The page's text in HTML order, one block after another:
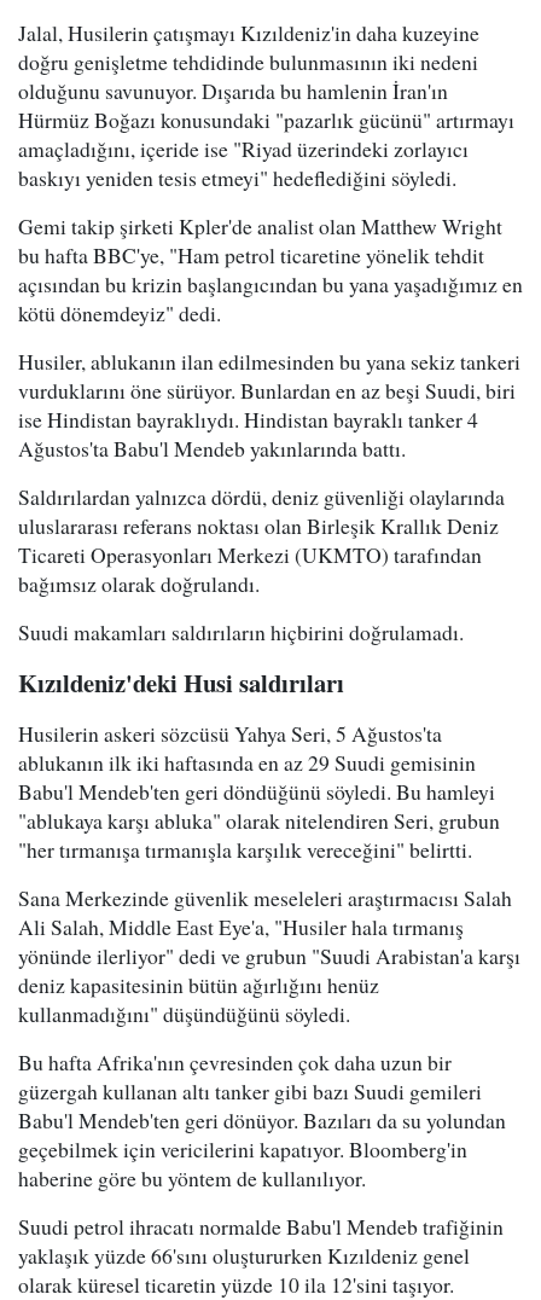
Jalal, Husilerin çatışmayı Kızıldeniz'in daha kuzeyine
doğru genişletme tehdidinde bulunmasının iki nedeni
olduğunu savunuyor. Dışarıda bu hamlenin İran'ın
Hürmüz Boğazı konusundaki "pazarlık gücünü" artırmayı
amaçladığını, içeride ise "Riyad üzerindeki zorlayıcı
baskıyı yeniden tesis etmeyi" hedeflediğini söyledi.
Gemi takip şirketi Kpler'de analist olan Matthew Wright
bu hafta BBC'ye, "Ham petrol ticaretine yönelik tehdit
açısından bu krizin başlangıcından bu yana yaşadığımız en
kötü dönemdeyiz" dedi.
Husiler, ablukanın ilan edilmesinden bu yana sekiz tankeri
vurduklarını öne sürüyor. Bunlardan en az beşi Suudi, biri
ise Hindistan bayraklıydı. Hindistan bayraklı tanker 4
Ağustos'ta Babu'l Mendeb yakınlarında battı.
Saldırılardan yalnızca dördü, deniz güvenliği olaylarında
uluslararası referans noktası olan Birleşik Krallık Deniz
Ticareti Operasyonları Merkezi (UKMTO) tarafından
bağımsız olarak doğrulandı.
Suudi makamları saldırıların hiçbirini doğrulamadı.
Kızıldeniz'deki Husi saldırıları
Husilerin askeri sözcüsü Yahya Seri, 5 Ağustos'ta
ablukanın ilk iki haftasında en az 29 Suudi gemisinin
Babu'l Mendeb'ten geri döndüğünü söyledi. Bu hamleyi
"ablukaya karşı abluka" olarak nitelendiren Seri, grubun
"her tırmanışa tırmanışla karşılık vereceğini" belirtti.
Sana Merkezinde güvenlik meseleleri araştırmacısı Salah
Ali Salah, Middle East Eye'a, "Husiler hala tırmanış
yönünde ilerliyor" dedi ve grubun "Suudi Arabistan'a karşı
deniz kapasitesinin bütün ağırlığını henüz
kullanmadığını" düşündüğünü söyledi.
Bu hafta Afrika'nın çevresinden çok daha uzun bir
güzergah kullanan altı tanker gibi bazı Suudi gemileri
Babu'l Mendeb'ten geri dönüyor. Bazıları da su yolundan
geçebilmek için vericilerini kapatıyor. Bloomberg'in
haberine göre bu yöntem de kullanılıyor.
Suudi petrol ihracatı normalde Babu'l Mendeb trafiğinin
yaklaşık yüzde 66'sını oluştururken Kızıldeniz genel
olarak küresel ticaretin yüzde 10 ila 12'sini taşıyor.